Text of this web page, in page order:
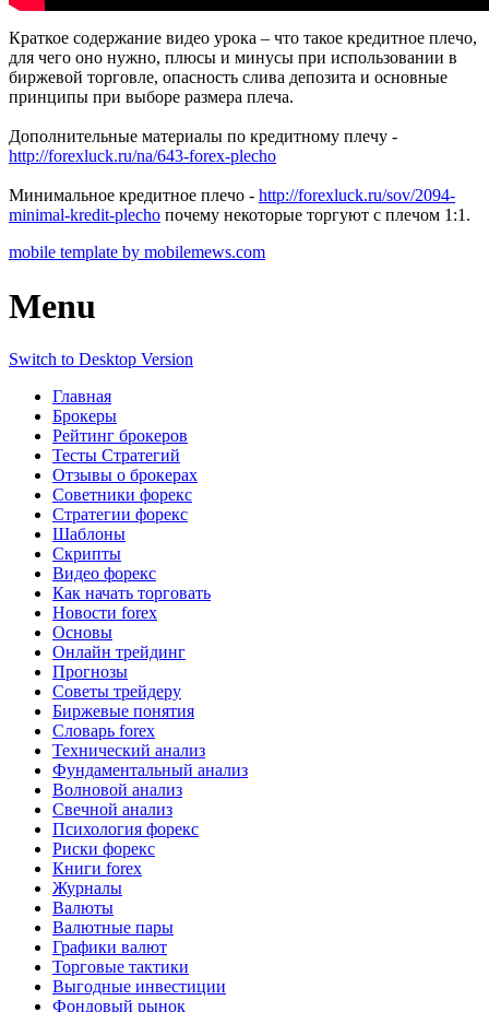
Краткое содержание видео урока – что такое кредитное плечо,
для чего оно нужно, плюсы и минусы при использовании в
биржевой торговле, опасность слива депозита и основные
принципы при выборе размера плеча.
Дополнительные материалы по кредитному плечу -
http://forexluck.ru/na/643-forex-plecho
Минимальное кредитное плечо - http://forexluck.ru/sov/2094-
minimal-kredit-plecho почему некоторые торгуют с плечом 1:1.
mobile template by mobilemews.com
Menu
Switch to Desktop Version
Главная
Брокеры
Рейтинг брокеров
Тесты Стратегий
Отзывы о брокерах
Советники форекс
Стратегии форекс
Шаблоны
Скрипты
Видео форекс
Как начать торговать
Новости forex
Основы
Онлайн трейдинг
Прогнозы
Советы трейдеру
Биржевые понятия
Словарь forex
Технический анализ
Фундаментальный анализ
Волновой анализ
Свечной анализ
Психология форекс
Риски форекс
Книги forex
Журналы
Валюты
Валютные пары
Графики валют
Торговые тактики
Выгодные инвестиции
Фондовый рынок